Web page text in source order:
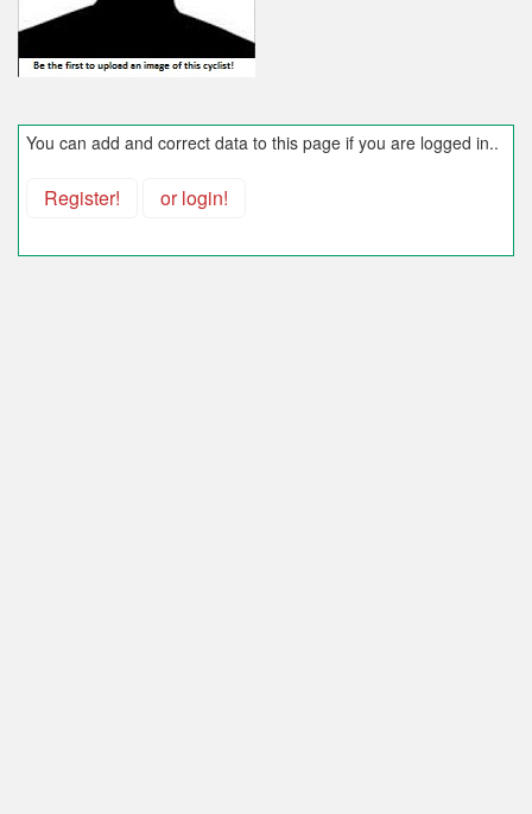
You can add and correct data to this page if you are logged in..
Register! or login!